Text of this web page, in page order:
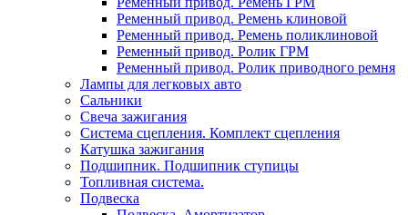
Ременный привод. Ремень клиновой
Ременный привод. Ремень поликлиновой
Ременный привод. Ролик ГРМ
Ременный привод. Ролик приводного ремня
Лампы для легковых авто
Сальники
Свеча зажигания
Система сцепления. Комплект сцепления
Катушка зажигания
Подшипник. Подшипник ступицы
Топливная система.
Подвеска